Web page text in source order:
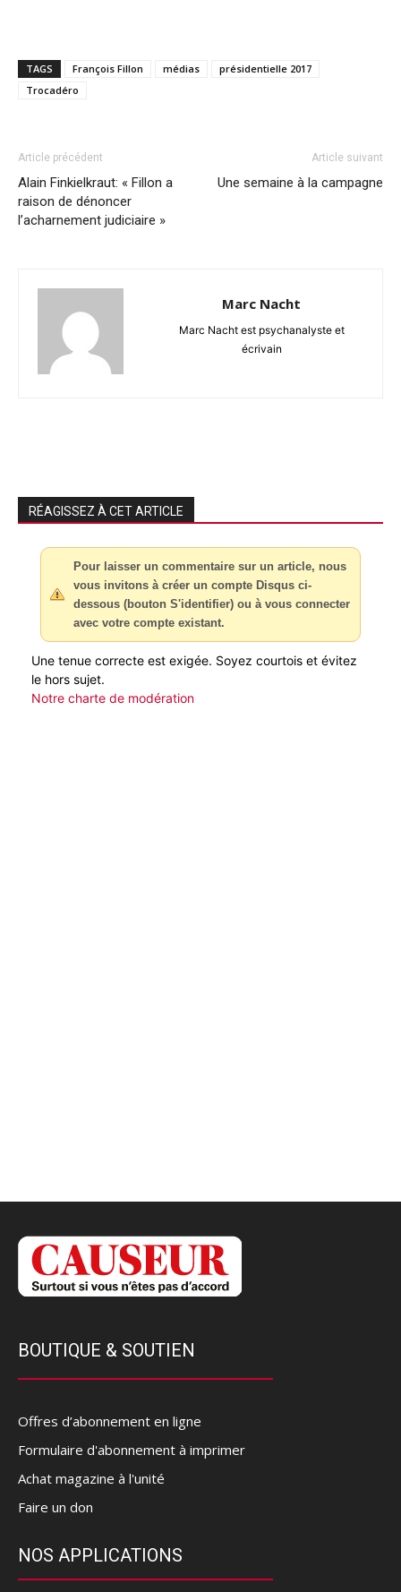
TAGS François Fillon médias
présidentielle 2017
Trocadéro
Article précédent
Alain Finkielkraut: « Fillon a
raison de dénoncer
l’acharnement judiciaire »
Article suivant
Une semaine à la campagne
Marc Nacht
Marc Nacht est psychanalyste et
écrivain
RÉAGISSEZ À CET ARTICLE
Pour laisser un commentaire sur un article, nous
vous invitons à créer un compte Disqus ci-
dessous (bouton S'identifier) ou à vous connecter
avec votre compte existant.
Une tenue correcte est exigée. Soyez courtois et évitez
le hors sujet.
Notre charte de modération
BOUTIQUE & SOUTIEN
Offres d’abonnement en ligne
Formulaire d'abonnement à imprimer
Achat magazine à l'unité
Faire un don
NOS APPLICATIONS